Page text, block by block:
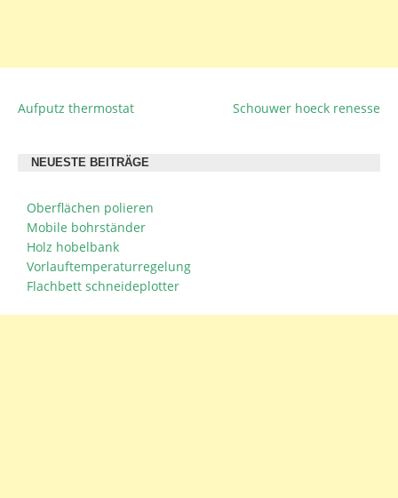
BEITRAGSNAVIGATION
Aufputz thermostat Schouwer hoeck renesse
NEUESTE BEITRÄGE
Oberflächen polieren
Mobile bohrständer
Holz hobelbank
Vorlauftemperaturregelung
Flachbett schneideplotter